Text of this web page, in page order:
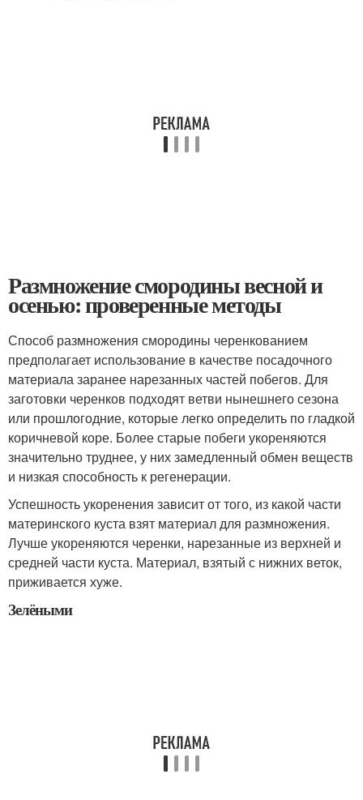
Размножение смородины весной и
осенью: проверенные методы
Способ размножения смородины черенкованием
предполагает использование в качестве посадочного
материала заранее нарезанных частей побегов. Для
заготовки черенков подходят ветви нынешнего сезона
или прошлогодние, которые легко определить по гладкой
коричневой коре. Более старые побеги укореняются
значительно труднее, у них замедленный обмен веществ
и низкая способность к регенерации.
Успешность укоренения зависит от того, из какой части
материнского куста взят материал для размножения.
Лучше укореняются черенки, нарезанные из верхней и
средней части куста. Материал, взятый с нижних веток,
приживается хуже.
Зелёными